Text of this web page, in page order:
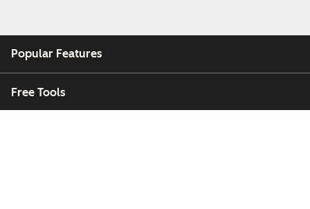
Popular Features
Free Tools